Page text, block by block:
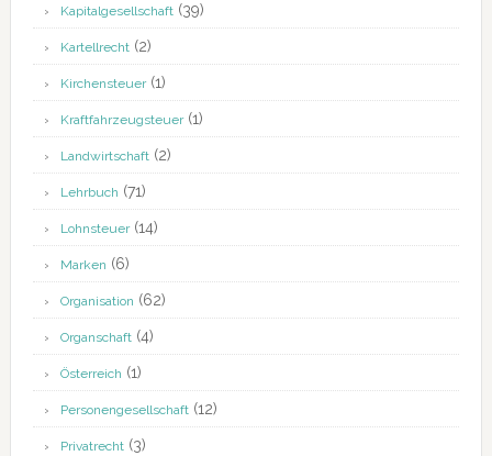
Kapitalgesellschaft(39)
Kartellrecht(2)
Kirchensteuer(1)
Kraftfahrzeugsteuer(1)
Landwirtschaft(2)
Lehrbuch (71)
Lohnsteuer(14)
Marken (6)
Organisation (62)
Organschaft(4)
Österreich (1)
Personengesellschaft(12)
Privatrecht(3)